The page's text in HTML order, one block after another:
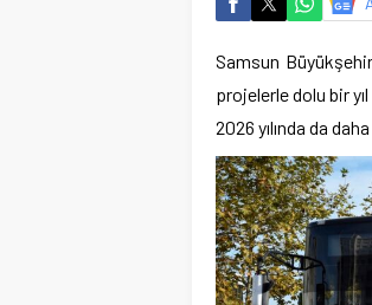
Samsun
projelerle dolu bir
2026 yılında da